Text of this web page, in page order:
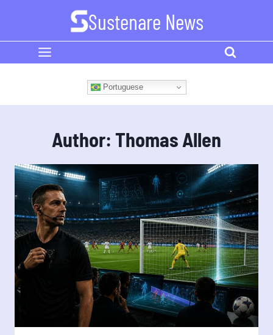
content
Sustenare News
Portuguese
Author: Thomas Allen